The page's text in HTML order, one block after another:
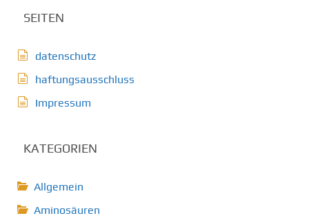
SEITEN
datenschutz
haftungsausschluss
Impressum
KATEGORIEN
Allgemein
Aminosäuren